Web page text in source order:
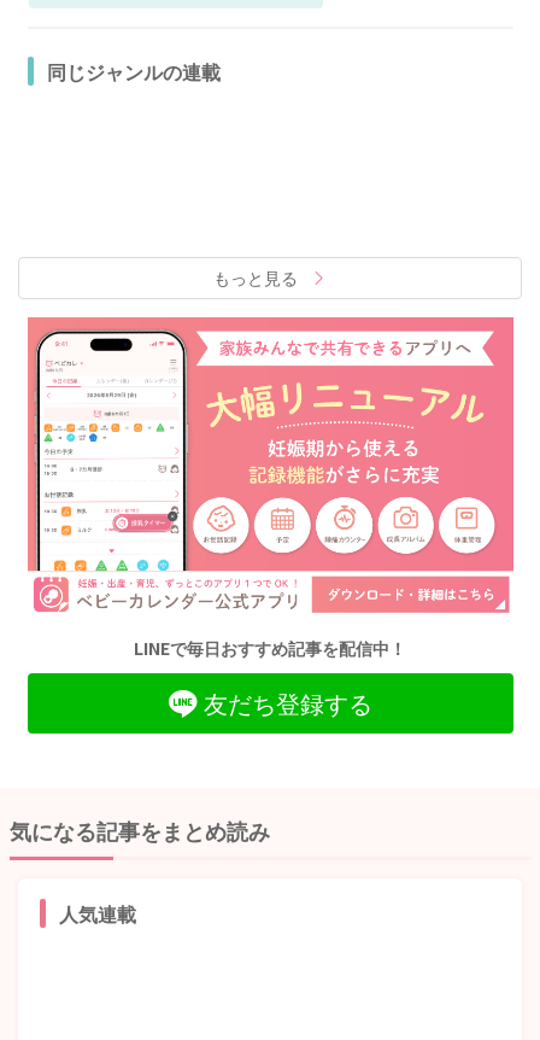
同じジャンルの連載
もっと見る
LINEで毎日おすすめ記事を配信中！
友だち登録する
気になる記事をまとめ読み
人気連載